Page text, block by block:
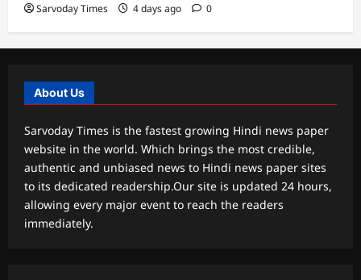
Sarvoday Times 4 days ago 0
About Us
Sarvoday Times is the fastest growing Hindi news paper
website in the world. Which brings the most credible,
authentic and unbiased news to Hindi news paper sites
to its dedicated readership.Our site is updated 24 hours,
allowing every major event to reach the readers
immediately.